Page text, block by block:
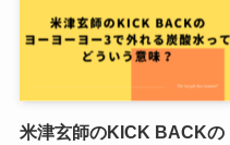
米津玄師のKICK BACKの